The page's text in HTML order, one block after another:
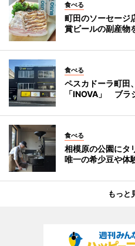
食べる
町田のソーセー
賞ビールの副産物
食べる
ペスカドーラ町田
「INOVA」 ブラ
食べる
相模原の公園に
唯一の希少豆や体
もっと